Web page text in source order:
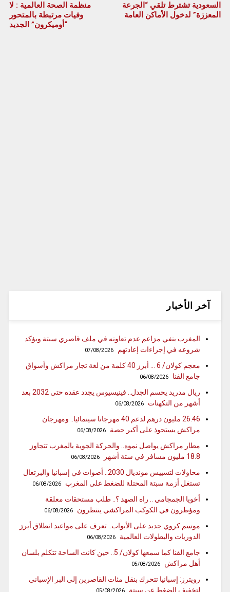
السعودية تشترط تلقي “الجرعة
المعززة” لدخول الأماكن العامة
منظمة الصحة العالمية : لا
وفيات مرتبطة بالمتحور
“أوميكرون” الجديد
آخر الأخبار
المغرب ينفي مزاعم عدم تعاونه في ملف قاصري سبتة ويؤكد
شروعه في إجراءات إعادتهم
07/08/2026
معجم كولان/ 6 … أبرز 40 كلمة من لغة تجار مراكش وأسواق
جامع الفنا
06/08/2026
ريال مدريد يحسم الجدل.. فينيسيوس يجدد عقده حتى 2032 بعد
أشهر من التكهنات
06/08/2026
26.46 مليون درهم لدعم 40 مهرجانا سينمائيا.. ومهرجان
مراكش يستحوذ على أكبر حصة
06/08/2026
مطار مراكش يواصل نموه.. والحركة الجوية بالمغرب تتجاوز
18.8 مليون مسافر في ستة أشهر
06/08/2026
محاولات لتسييس مونديال 2030.. أصوات في إسبانيا والبرتغال
تستغل أزمة سبتة المحتلة للضغط على المغرب
06/08/2026
أخويا الجمجامي .. راه الصهد ؟.. طلب مستحقات معلقة
ومؤطرون في الكوكب المراكشي ينتظرون
06/08/2026
موسم كروي جديد على الأبواب.. تعرف على مواعيد انطلاق أبرز
الدوريات والبطولات العالمية
06/08/2026
جامع الفنا كما سمعها كولان/ 5.. حين كانت الساحة تتكلم بلسان
أهل مراكش
05/08/2026
رويترز: إسبانيا تتحرك بنقل مئات القاصرين إلى البر الإسباني
لتخفيف الضغط عن سبتة
05/08/2026